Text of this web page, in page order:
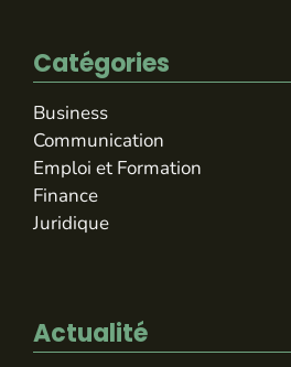
Catégories
Business
Communication
Emploi et Formation
Finance
Juridique
Actualité